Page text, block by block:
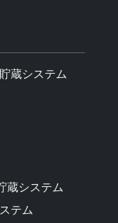
蔵システム
蔵システム
テム